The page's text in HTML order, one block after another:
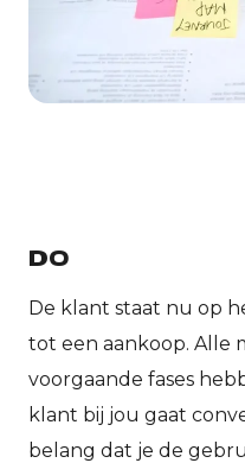
DO
De klant staat nu op
tot een aankoop. Alle
voorgaande fases
klant bij jou gaat
belang dat je de